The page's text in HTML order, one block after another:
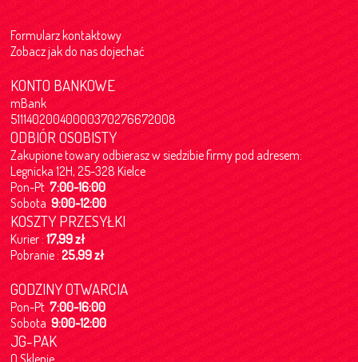
Formularz kontaktowy
Zobacz jak do nas dojechać
KONTO BANKOWE
mBank
51114020040000370276672008
ODBIÓR OSOBISTY
Zakupione towary odbierasz w siedzibie firmy pod adresem:
Legnicka 12H, 25-328 Kielce
Pon-Pt7:00-16:00
Sobota9:00-12:00
KOSZTY PRZESYŁKI
Kurier :17,99 zł
Pobranie :25,99 zł
GODZINY OTWARCIA
Pon-Pt7:00-16:00
Sobota9:00-12:00
JG-PAK